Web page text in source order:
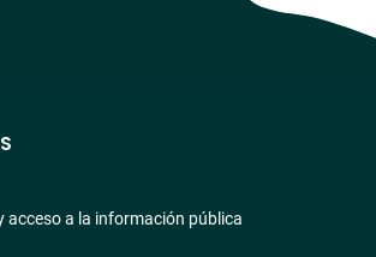
acceso a la información pública